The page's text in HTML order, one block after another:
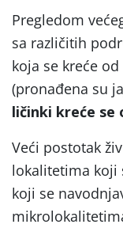
Pregledom
sa različitih
koja se kreće
(pronađena su
ličinki kreće se
Veći postotak
lokalitetima koji
koji se